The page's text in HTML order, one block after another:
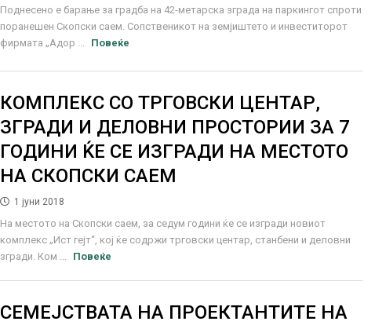
Поднесено е барање за градба на 42-метарска зграда на паркингот спроти
поранешен Скопски саем. Сопственикот на земјиштето и инвеститорот
фирмата „Адор ...
Повеќе
КОМПЛЕКС СО ТРГОВСКИ ЦЕНТАР,
ЗГРАДИ И ДЕЛОВНИ ПРОСТОРИИ ЗА 7
ГОДИНИ ЌЕ СЕ ИЗГРАДИ НА МЕСТОТО
НА СКОПСКИ САЕМ
1 јуни 2018
На местото на Скопски саем, за седум години ќе се изгради новиот
комплекс „Ист гејт“, кој ќе содржи трговски центар, станбени и деловни
згради. Ком ...
Повеќе
СЕМЕЈСТВАТА НА ПРОЕКТАНТИТЕ НА